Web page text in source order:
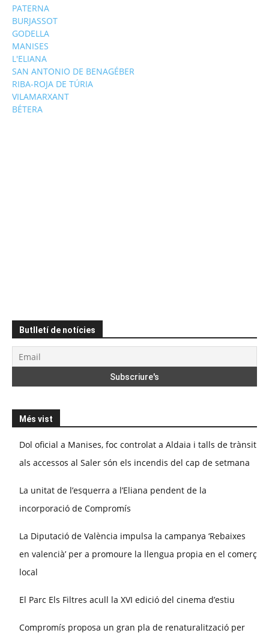
PATERNA
BURJASSOT
GODELLA
MANISES
L'ELIANA
SAN ANTONIO DE BENAGÉBER
RIBA-ROJA DE TÚRIA
VILAMARXANT
BÉTERA
Butlletí de notícies
Més vist
Dol oficial a Manises, foc controlat a Aldaia i talls de trànsit
als accessos al Saler són els incendis del cap de setmana
La unitat de l’esquerra a l’Eliana pendent de la
incorporació de Compromís
La Diputació de València impulsa la campanya ‘Rebaixes
en valencià’ per a promoure la llengua propia en el comerç
local
El Parc Els Filtres acull la XVI edició del cinema d’estiu
Compromís proposa un gran pla de renaturalització per